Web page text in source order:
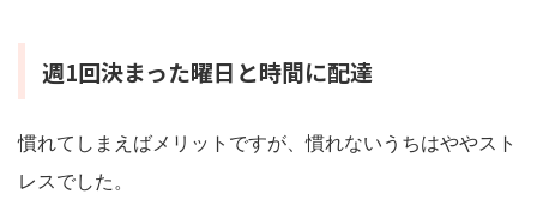
週1回決まった曜日と時間に配達
慣れてしまえばメリットですが、慣れないうちはややスト
レスでした。